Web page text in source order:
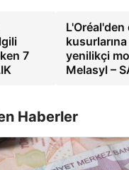
7
L'Oréal'den
yenilikçi
Melasyl –
Haberler